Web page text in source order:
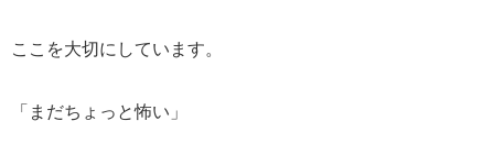
ここを大切にしています。
「まだちょっと怖い」